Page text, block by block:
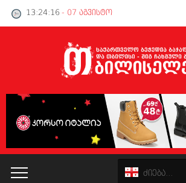
13:24:16 - 07 აგვისტო